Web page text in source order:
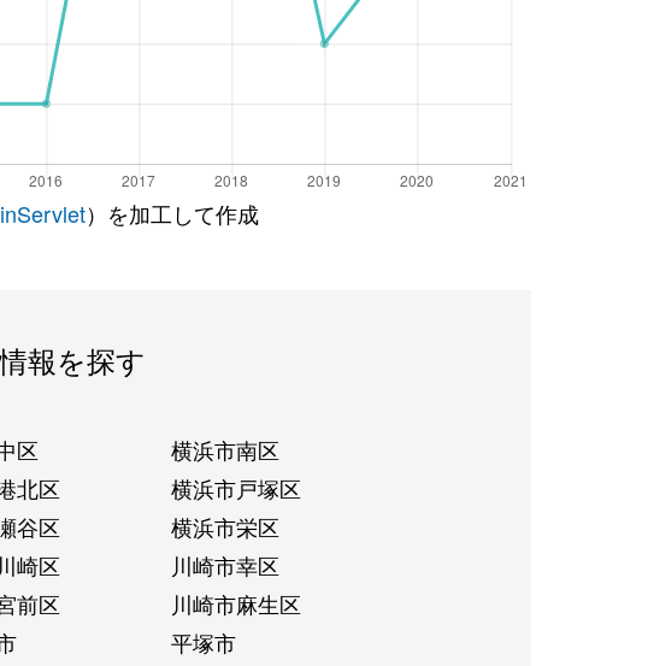
）を加工して作成
報を探す
区
横浜市南区
北区
横浜市戸塚区
谷区
横浜市栄区
崎区
川崎市幸区
前区
川崎市麻生区
平塚市